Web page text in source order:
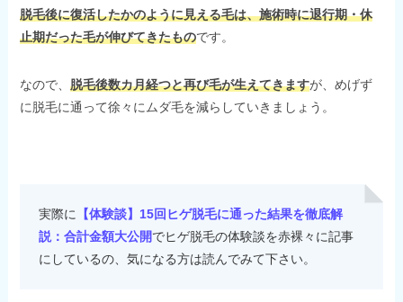
脱毛後に復活したかのように見える毛は、施術時に退行期・休
止期だった毛が伸びてきたものです。
なので、脱毛後数カ月経つと再び毛が生えてきますが、めげず
に脱毛に通って徐々にムダ毛を減らしていきましょう。
実際に 【体験談】15回ヒゲ脱毛に通った結果を徹底解
説：合計金額大公開でヒゲ脱毛の体験談を赤裸々に記事
にしているの、気になる方は読んでみて下さい。